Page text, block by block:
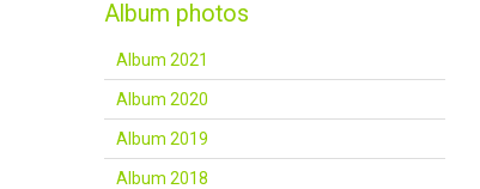
Album photos
Album 2021
Album 2020
Album 2019
Album 2018